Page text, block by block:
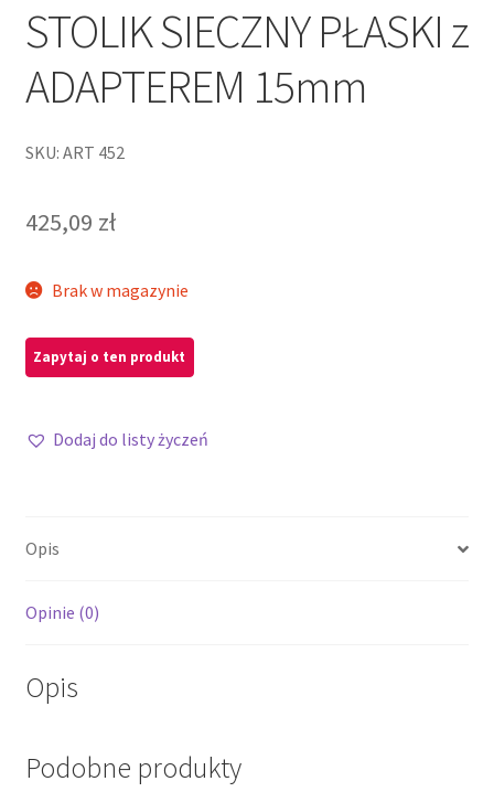
STOLIK SIECZNY PŁASKI z
ADAPTEREM 15mm
SKU: ART 452
425,09 zł
Brak w magazynie
Dodaj do listy życzeń
Opis
Opinie (0)
Opis
Podobne produkty